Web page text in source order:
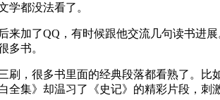
学都没法看了。
加了QQ，有时候跟他交流几句读书进
多书。
刷，很多书里面的经典段落都看熟了。
集》却温习了《史记》的精彩片段，刺